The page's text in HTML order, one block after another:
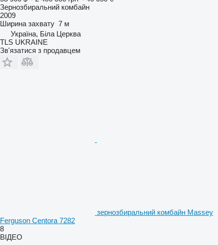
Зернозбиральний комбайн
2009
Ширина захвату 7 м
Україна, Біла Церква
TLS UKRAINE
Зв'язатися з продавцем
зернозбиральний комбайн Massey
Ferguson Centora 7282
8
ВІДЕО